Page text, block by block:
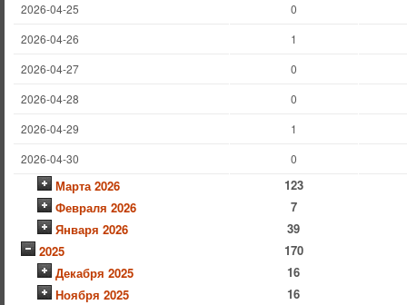
2026-04-25
0
2026-04-26
1
2026-04-27
0
2026-04-28
0
2026-04-29
1
2026-04-30
0
Марта 2026
123
Февраля 2026
7
Января 2026
39
2025
170
Декабря 2025
16
Ноября 2025
16